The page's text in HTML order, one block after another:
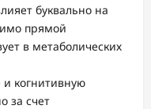
буквально на
прямой
в метаболических
когнитивную
за счет